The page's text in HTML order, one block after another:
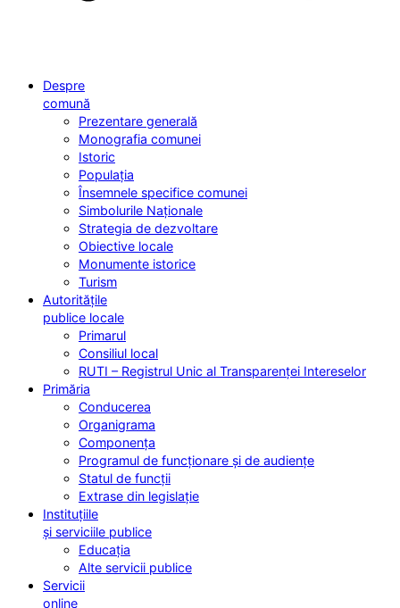
Despre
comună
Prezentare generală
Monografia comunei
Istoric
Populația
Însemnele specifice comunei
Simbolurile Naționale
Strategia de dezvoltare
Obiective locale
Monumente istorice
Turism
Autoritățile
publice locale
Primarul
Consiliul local
RUTI – Registrul Unic al Transparenței Intereselor
Primăria
Conducerea
Organigrama
Componența
Programul de funcționare și de audiențe
Statul de funcții
Extrase din legislație
Instituțiile
și serviciile publice
Educația
Alte servicii publice
Servicii
online